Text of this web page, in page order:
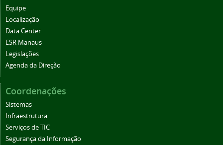
Equipe
Localização
Data Center
ESR Manaus
Legislações
Agenda da Direção
Coordenações
Sistemas
Infraestrutura
Serviços de TIC
Segurança da Informação